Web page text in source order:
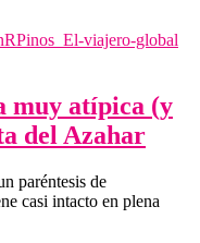
muy atípica (y
del Azahar
paréntesis de
casi intacto en plena